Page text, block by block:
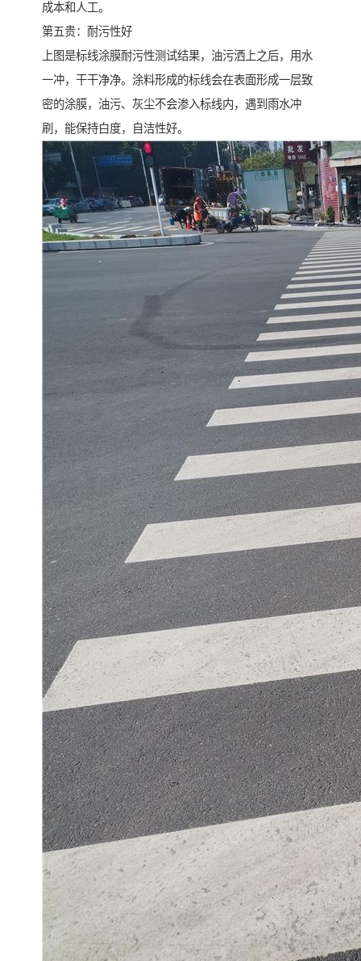
成本和人工。
第五贵：耐污性好
上图是标线涂膜耐污性测试结果，油污洒上之后，用水
一冲，干干净净。涂料形成的标线会在表面形成一层致
密的涂膜，油污、灰尘不会渗入标线内，遇到雨水冲
刷，能保持白度，自洁性好。